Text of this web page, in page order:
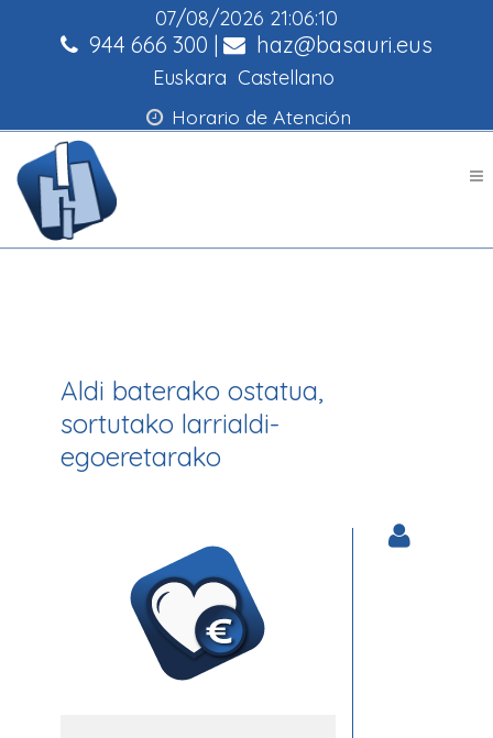
07/08/2026 21:06:10
944 666 300 | haz@basauri.eus
Euskara Castellano
Horario de Atención